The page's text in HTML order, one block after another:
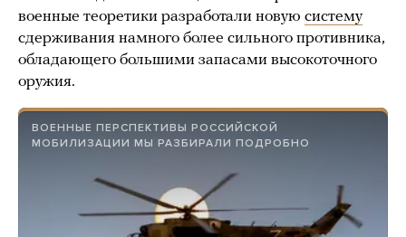
военные теоретики разработали новую систему
сдерживания намного более сильного противника,
обладающего большими запасами высокоточного
оружия.
ВОЕННЫЕ ПЕРСПЕКТИВЫ РОССИЙСКОЙ
МОБИЛИЗАЦИИ МЫ РАЗБИРАЛИ ПОДРОБНО